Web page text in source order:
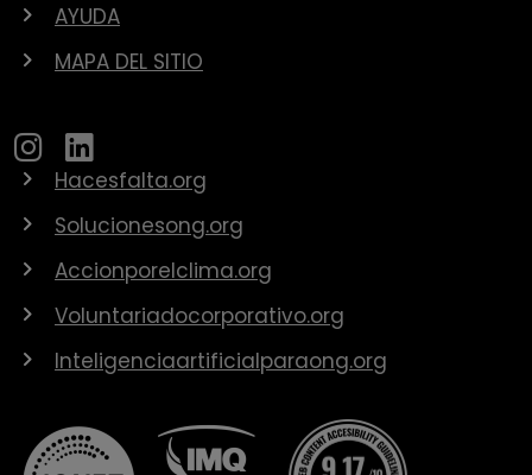
AYUDA
MAPA DEL SITIO
Hacesfalta.org
Solucionesong.org
Accionporelclima.org
Voluntariadocorporativo.org
Inteligenciaartificialparaong.org